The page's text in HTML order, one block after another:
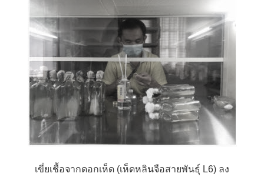
เขี่ยเชื้อจากดอกเห็ด (เห็ดหลินจือสายพันธุ์ L6) ลง